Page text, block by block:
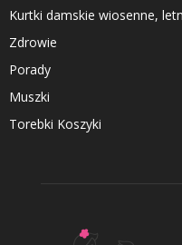
Kurtki damskie wiosenne,
Zdrowie
Porady
Muszki
Torebki Koszyki